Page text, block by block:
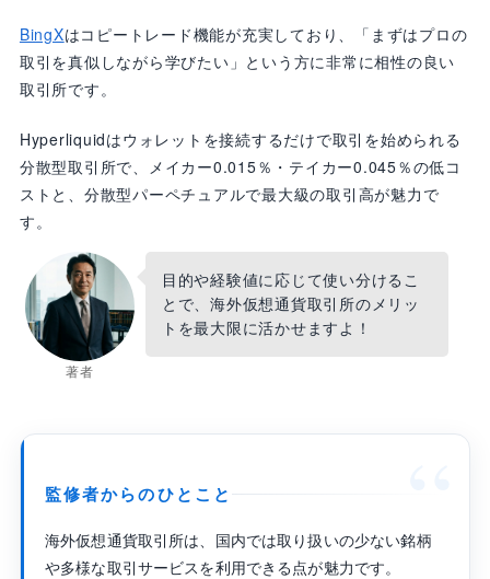
グ対応の取引所を選ぶ
ボーナスやキャンペーンが豊富な取引所を選
ぶ
最大500倍のハイレバレッジで少額から大きな
利益を狙える
ゼロカットシステムで追証が発生せず借金リ
スクがない
口座開設ボーナスで自己資金ゼロから取引を
始められる
害時に日本の法律で保護されない
金融庁から警告を受けており将来的に利用制
限される可能性がある
BingXはコピートレード機能が充実しており、「まずはプロの
取引を真似しながら学びたい」という方に非常に相性の良い
取引所です。
Hyperliquidはウォレットを接続するだけで取引を始められる
分散型取引所で、メイカー0.015％・テイカー0.045％の低コ
ストと、分散型パーペチュアルで最大級の取引高が魅力で
す。
著者
目的や経験値に応じて使い分けるこ
とで、海外仮想通貨取引所のメリッ
トを最大限に活かせますよ！
“
監修者からのひとこと
海外仮想通貨取引所は、国内では取り扱いの少ない銘柄
や多様な取引サービスを利用できる点が魅力です。